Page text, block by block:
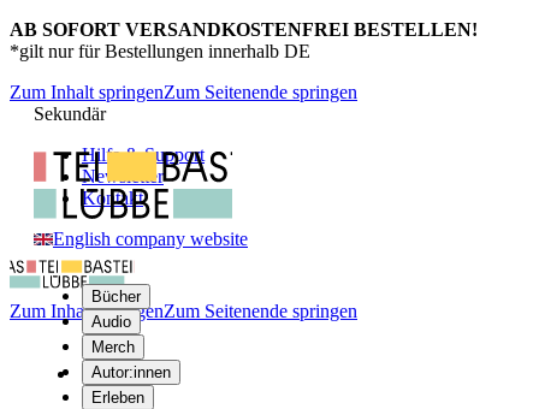
AB SOFORT VERSANDKOSTENFREI BESTELLEN!
*gilt nur für Bestellungen innerhalb DE
Zum Inhalt springenZum Seitenende springen
Sekundär
Hilfe & Support
Newsletter
Kontakt
English company website
Bücher
Audio
Merch
Autor:innen
Erleben
Zum Inhalt springenZum Seitenende springen